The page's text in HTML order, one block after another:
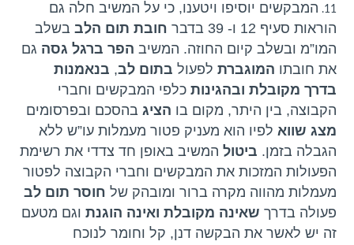
המבקשים יוסיפו ויטענו, כי על המשיב חלה גם
הוראות סעיף 12 ו- 39 בדבר
חובת תום הלב בשלב
המו”מ ובשלב קיום החוזה. המשיב הפר ברגל גסה גם
את חובתו המוגברת לפעול בתום לב, בנאמנות
בדרך מקובלת ובהגינות כלפי המבקשים וחברי
הקבוצה, בין היתר, מקום בו הציג בהסכם ובפרסומים
מצג שווא לפיו הוא מעניק פטור מעמלות עו”ש ללא
הגבלה בזמן. ביטול המשיב באופן חד צדדי את רשימת
הפעולות המזכות את המבקשים וחברי הקבוצה לפטור
מעמלות מהווה מקרה ברור ומובהק של חוסר תום לב
פעולה בדרך שאינה מקובלת ואינה הוגנת וגם מטעם
זה יש לאשר את הבקשה דנן, קל וחומר לנוכח